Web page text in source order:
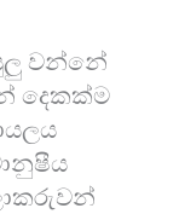
වන්නේ
දෙකක්ම